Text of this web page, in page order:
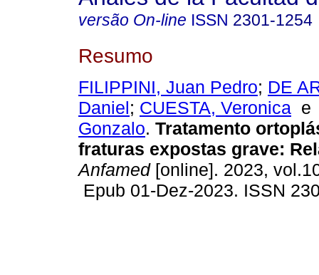
versão On-line ISSN 2301-1254
Resumo
FILIPPINI, Juan Pedro; DE
Daniel; CUESTA, Veronica
Gonzalo. Tratamento
fraturas expostas grave:
Anfamed[online]. 2023,
Epub 01-Dez-2023. ISSN